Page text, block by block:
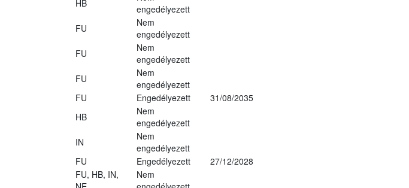
HB
engedélyezett
FU
Nem
engedélyezett
FU
Nem
engedélyezett
FU
Nem
engedélyezett
FU Engedélyezett
31/08/2035
HB
Nem
engedélyezett
IN
Nem
engedélyezett
FU Engedélyezett
27/12/2028
FU, HB, IN,
Nem